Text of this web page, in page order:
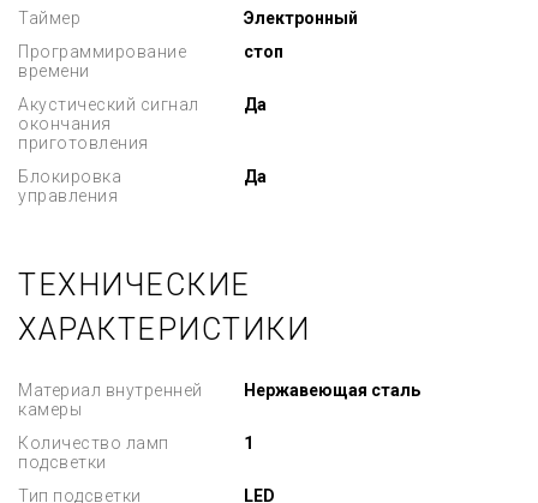
Таймер
Электронный
Программирование
времени
стоп
Акустический сигнал
окончания
приготовления
Да
Блокировка
управления
Да
ТЕХНИЧЕСКИЕ
ХАРАКТЕРИСТИКИ
Материал внутренней
камеры
Нержавеющая сталь
Количество ламп
подсветки
1
Тип подсветки LED